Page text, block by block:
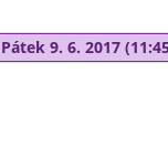
Pátek 9. 6. 2017